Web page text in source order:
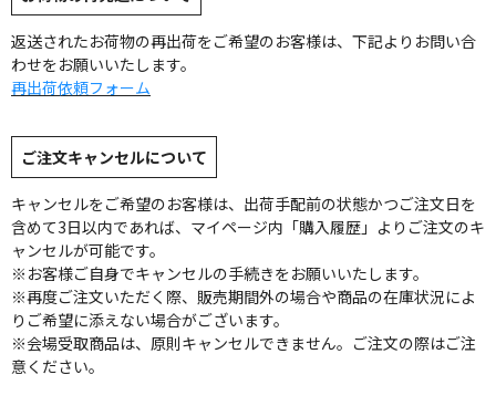
返送されたお荷物の再出荷をご希望のお客様は、下記よりお問い合
わせをお願いいたします。
再出荷依頼フォーム
ご注文キャンセルについて
キャンセルをご希望のお客様は、出荷手配前の状態かつご注文日を
含めて3日以内であれば、マイページ内「購入履歴」よりご注文のキ
ャンセルが可能です。
※お客様ご自身でキャンセルの手続きをお願いいたします。
※再度ご注文いただく際、販売期間外の場合や商品の在庫状況によ
りご希望に添えない場合がございます。
※会場受取商品は、原則キャンセルできません。ご注文の際はご注
意ください。